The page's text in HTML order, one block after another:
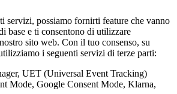
servizi, possiamo fornirti feature che vanno
base e ti consentono di utilizzare
sito web. Con il tuo consenso, su
i seguenti servizi di terze parti:
UET (Universal Event Tracking)
Mode, Google Consent Mode, Klarna,